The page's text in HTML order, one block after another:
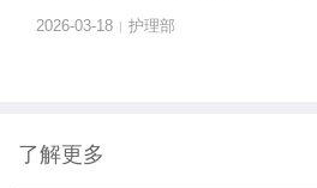
2026-03-18 | 护理部
了解更多